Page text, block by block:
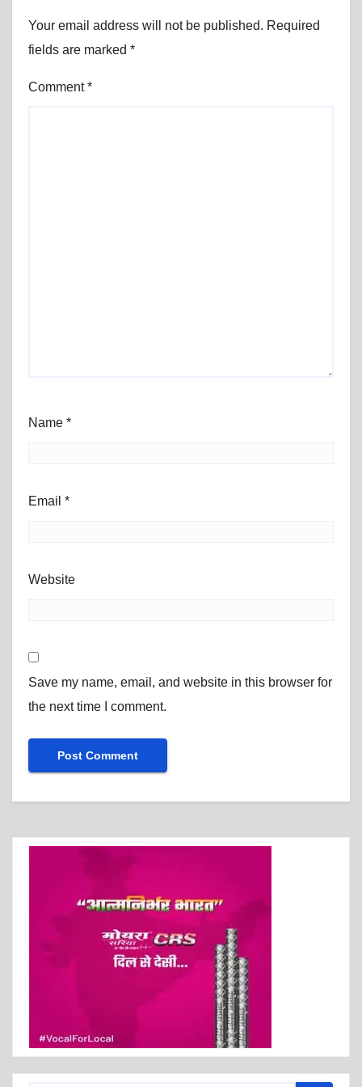
Your email address will not be published. Required
fields are marked *
Comment*
Name *
Email *
Website
Save my name, email, and website in this browser for
the next time I comment.